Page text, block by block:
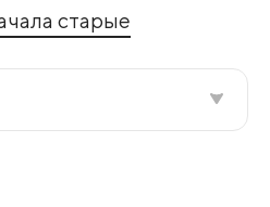
старые